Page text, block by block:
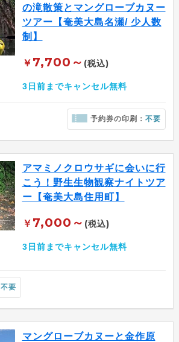
の滝散策とマングローブカヌー
ツアー【奄美大島名瀬/ 少人数
制】
￥ 7,700～ (税込)
3日前までキャンセル無料
予約券の印刷：不要
アマミノクロウサギに会いに行
こう！野生生物観察ナイトツア
ー【奄美大島住用町】
￥ 7,000～ (税込)
3日前までキャンセル無料
不要
マングローブカヌーと金作原